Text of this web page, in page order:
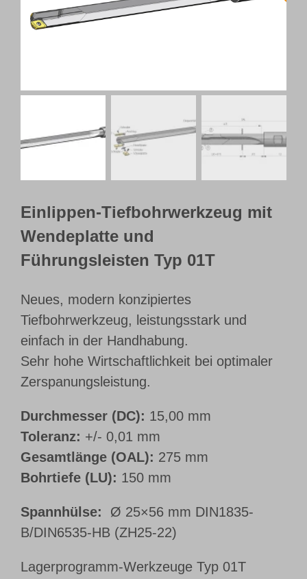
Webshop
Einlippen-Tiefbohrwerkzeug mit
Wendeplatte und
Führungsleisten Typ 01T
Neues, modern konzipiertes
Tiefbohrwerkzeug, leistungsstark und
einfach in der Handhabung.
Sehr hohe Wirtschaftlichkeit bei optimaler
Zerspanungsleistung.
Durchmesser (DC): 15,00 mm
Toleranz: +/- 0,01 mm
Gesamtlänge (OAL): 275 mm
Bohrtiefe (LU): 150 mm
Spannhülse:
Ø 25×56 mm DIN1835-
B/DIN6535-HB (ZH25-22)
Lagerprogramm-Werkzeuge Typ 01T